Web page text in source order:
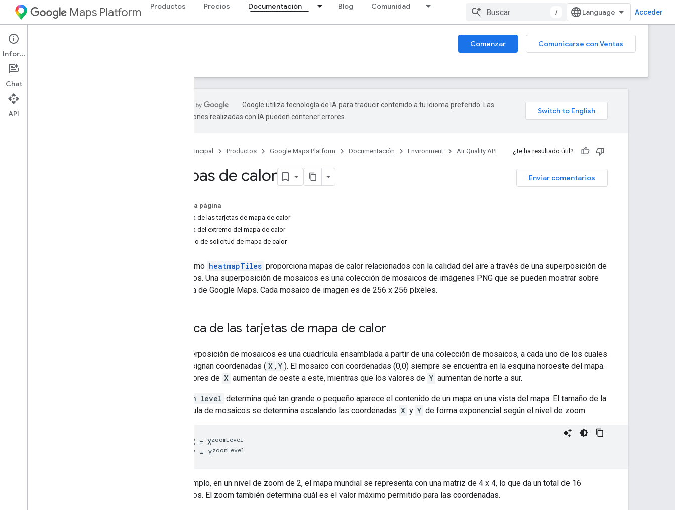
Maps Platform Productos Precios Documentación Blog Comunidad
/ Acceder
Environment Comenzar
Comunicarse con Ventas
Guías
Google utiliza tecnología de IA para traducir contenido a tu idioma preferido. Las
traducciones realizadas con IA pueden contener errores.
Página principal Productos Google Maps Platform Documentación Environment Air Quality API ¿Te ha resultado útil?
Enviar comentarios
Mapas de calor
En esta página
Acerca de las tarjetas de mapa de calor
Acerca del extremo del mapa de calor
Ejemplo de solicitud de mapa de calor
El extremo heatmapTiles proporciona mapas de calor relacionados con la calidad del aire a través de una superposición de
mosaicos. Una superposición de mosaicos es una colección de mosaicos de imágenes PNG que se pueden mostrar sobre
un mapa de Google Maps. Cada mosaico de imagen es de 256 x 256 píxeles.
Acerca de las tarjetas de mapa de calor
La superposición de mosaicos es una cuadrícula ensamblada a partir de una colección de mosaicos, a cada uno de los cuales
se le asignan coordenadas ( X , Y ). El mosaico con coordenadas (0,0) siempre se encuentra en la esquina noroeste del mapa.
Los valores de X aumentan de oeste a este, mientras que los valores de Y aumentan de norte a sur.
zoom level determina qué tan grande o pequeño aparece el contenido de un mapa en una vista del mapa. El tamaño de la
cuadrícula de mosaicos se determina escalando las coordenadas X y Y de forma exponencial según el nivel de zoom.
gridSizeX = XzoomLevel
gridSizeY = YzoomLevel
Por ejemplo, en un nivel de zoom de 2, el mapa mundial se representa con una matriz de 4 x 4, lo que da un total de 16
mosaicos. El zoom también determina cuál es el valor máximo permitido para las coordenadas.
Información
Chat
API